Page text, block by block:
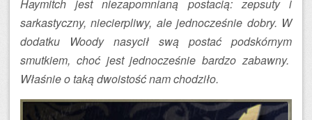
Haymitch jest niezapomnianą postacią: zepsuty i
sarkastyczny, niecierpliwy, ale jednocześnie dobry. W
dodatku Woody nasycił swą postać podskórnym
smutkiem, choć jest jednocześnie bardzo zabawny.
Właśnie o taką dwoistość nam chodziło.